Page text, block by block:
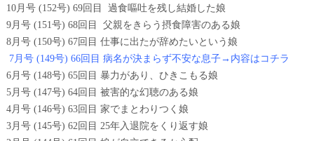
10月号 (152号) 69回目 過食嘔吐を残し結婚した娘
9月号 (151号) 68回目 父親をきらう摂食障害のある娘
8月号 (150号) 67回目 仕事に出たが辞めたいという娘
7月号 (149号) 66回目 病名が決まらず不安な息子→内容はコチラ
6月号 (148号) 65回目 暴力があり、ひきこもる娘
5月号 (147号) 64回目 被害的な幻聴のある娘
4月号 (146号) 63回目 家でまとわりつく娘
3月号 (145号) 62回目 25年入退院をくり返す娘